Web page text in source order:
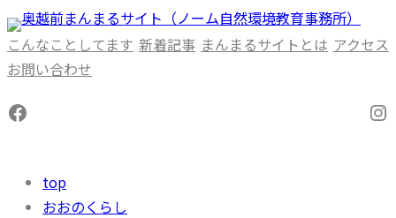
内
容
を
キ
こんなことしてます 新着記事 まんまるサイトとは アクセス
お問い合わせ
Facebook
top
おおのくらし